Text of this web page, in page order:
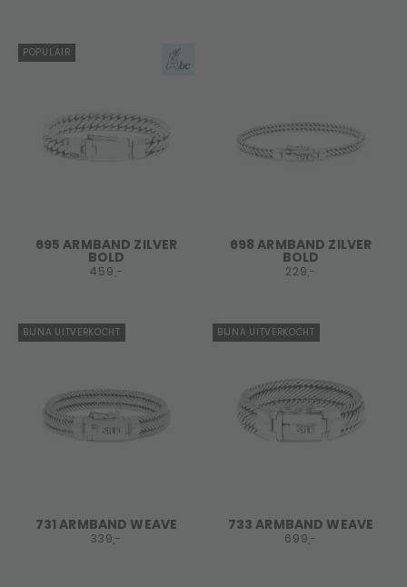
POPULAIR
695 ARMBAND ZILVER
BOLD
459,-
698 ARMBAND ZILVER
BOLD
229,-
BIJNA UITVERKOCHT
731 ARMBAND WEAVE
339,-
BIJNA UITVERKOCHT
733 ARMBAND WEAVE
699,-